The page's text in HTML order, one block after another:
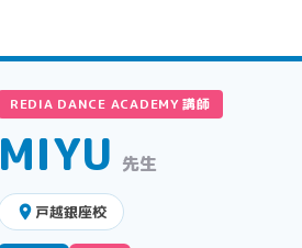
REDIA DANCE ACADEMY 講師
MIYU 先生
place 戸越銀座校